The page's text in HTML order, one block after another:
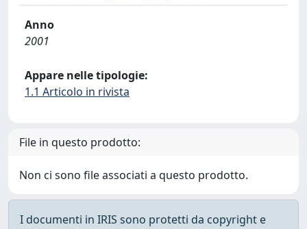
Anno
2001
Appare nelle tipologie:
1.1 Articolo in rivista
File in questo prodotto:
Non ci sono file associati a questo prodotto.
I documenti in IRIS sono protetti da copyright e